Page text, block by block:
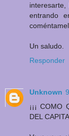
entrando
Un saludo.
Responder
Unknown
¡¡¡
DEL